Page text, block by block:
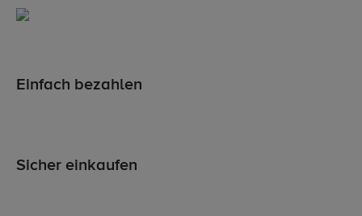
Einfach bezahlen
Sicher einkaufen